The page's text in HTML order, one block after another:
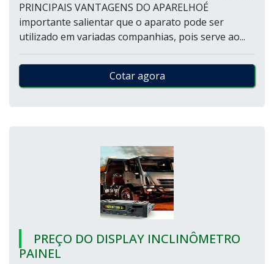
PRINCIPAIS VANTAGENS DO APARELHOÉ
importante salientar que o aparato pode ser
utilizado em variadas companhias, pois serve ao...
Cotar agora
PREÇO DO DISPLAY INCLINÔMETRO
PAINEL